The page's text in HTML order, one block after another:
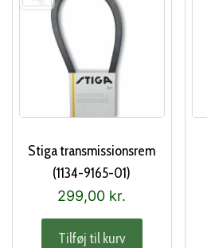
Stiga transmissionsrem
(1134-9165-01)
299,00 kr.
Tilføj til kurv